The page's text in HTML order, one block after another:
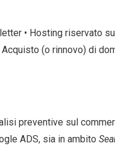
• Hosting riservato
(o rinnovo) di
preventive sul
ADS, sia in ambito